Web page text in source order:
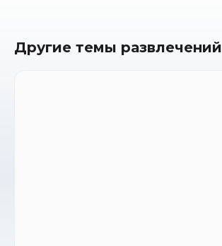
Другие темы развлечений